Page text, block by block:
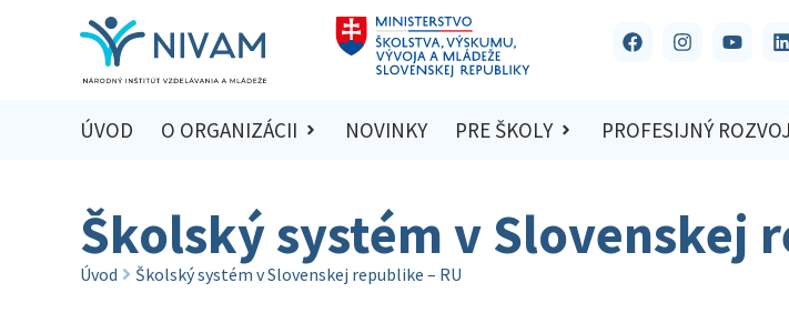
ÚVOD O ORGANIZÁCII NOVINKY PRE ŠKOLY PROFESIJNÝ ROZVOJ
Školský systém v Slovenskej
Úvod Školský systém v Slovenskej republike – RU